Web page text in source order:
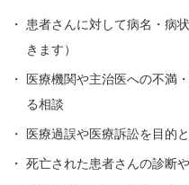
・ 患者さんに対して病名・病
きます）
・ 医療機関や主治医への不満
る相談
・ 医療過誤や医療訴訟を目的
・ 死亡された患者さんの診断